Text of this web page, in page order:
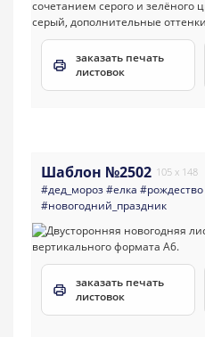
заказать печать
листовок
Шаблон №2502 105 x 148
#дед_мороз#елка #рождество
#новогодний_праздник
заказать печать
листовок